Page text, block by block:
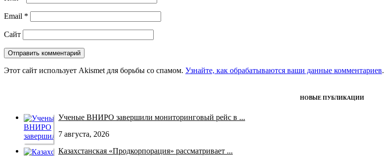
Email *
Сайт
Этот сайт использует Akismet для борьбы со спамом. Узнайте, как обрабатываются ваши данные комментариев.
НОВЫЕ ПУБЛИКАЦИИ
Ученые ВНИРО завершили мониторинговый рейс в ...
7 августа, 2026
Казахстанская «Продкорпорация» рассматривает ...